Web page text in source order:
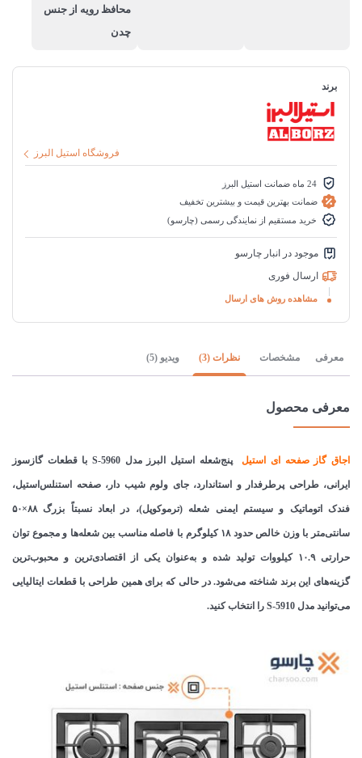
محافظ رویه از جنس
چدن
برند
فروشگاه استیل البرز
24 ماه ضمانت استیل البرز
ضمانت بهترین قیمت و بیشترین تخفیف
خرید مستقیم از نمایندگی رسمی (چارسو)
موجود در انبار چارسو
ارسال فوری
مشاهده روش های ارسال
معرفی مشخصات نظرات (3) ویدیو (5)
معرفی محصول
اجاقگاز صفحه ای استیل پنج‌شعله استیل البرز مدل S-5960 با قطعات گازسوز
ایرانی، طراحی پرطرفدار و استاندارد، جای ولوم شیب دار، صفحه استنلس‌استیل،
فندک اتوماتیک و سیستم ایمنی شعله (ترموکوپل)، در ابعاد نسبتاً بزرگ ۸۸×۵۰
سانتی‌متر با وزن خالص حدود ۱۸ کیلوگرم با فاصله مناسب بین شعله‌ها و مجموع توان
حرارتی ۱۰.۹ کیلووات تولید شده و به‌عنوان یکی از اقتصادی‌ترین و محبوب‌ترین
گزینه‌های این برند شناخته می‌شود. در حالی که برای همین طراحی با قطعات ایتالیایی
می‌توانید مدل S-5910 را انتخاب کنید.